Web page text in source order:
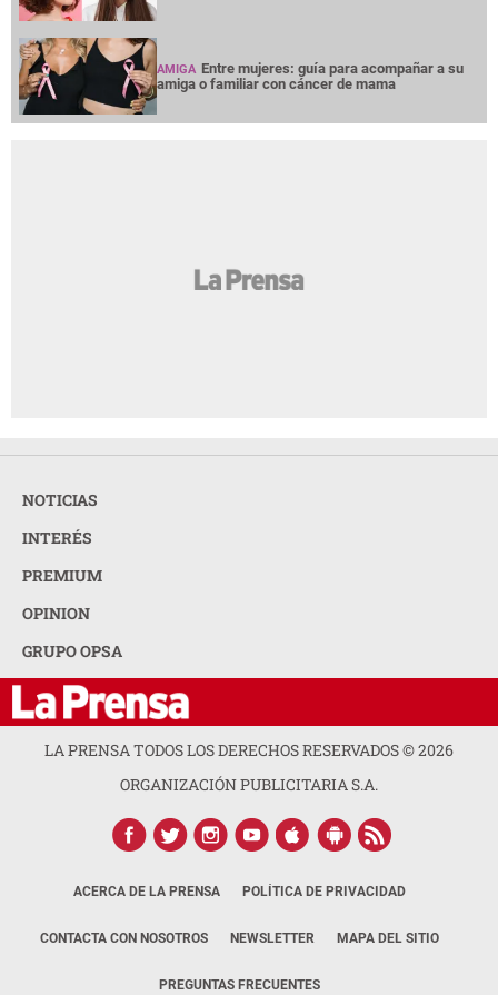
AMIGA Entre mujeres: guía para acompañar a su
amiga o familiar con cáncer de mama
NOTICIAS
INTERÉS
PREMIUM
OPINION
GRUPO OPSA
LA PRENSA TODOS LOS DERECHOS RESERVADOS ©2026
ORGANIZACIÓN PUBLICITARIA S.A.
ACERCA DE LA PRENSA POLÍTICA DE PRIVACIDAD
CONTACTA CON NOSOTROS NEWSLETTER MAPA DEL SITIO
PREGUNTAS FRECUENTES